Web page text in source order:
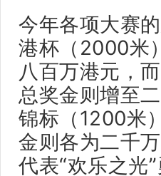
今年各项大赛
港杯（2000米
八百万港元，
总奖金则增至
锦标（1200米
金则各为二千万
代表“欢乐之光